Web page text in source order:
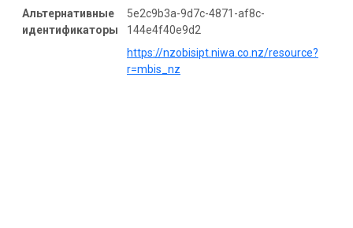
Альтернативные
идентификаторы
5e2c9b3a-9d7c-4871-af8c-
144e4f40e9d2
https://nzobisipt.niwa.co.nz/resource?
r=mbis_nz